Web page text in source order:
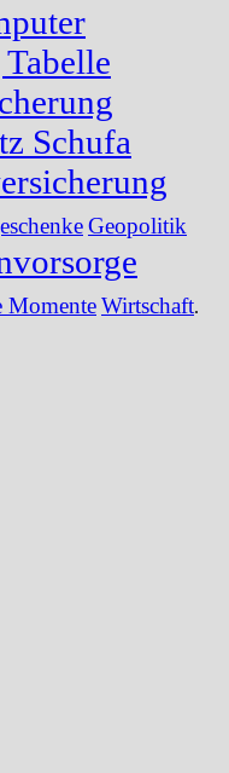
Schufa
Geopolitik
MomenteWirtschaft.